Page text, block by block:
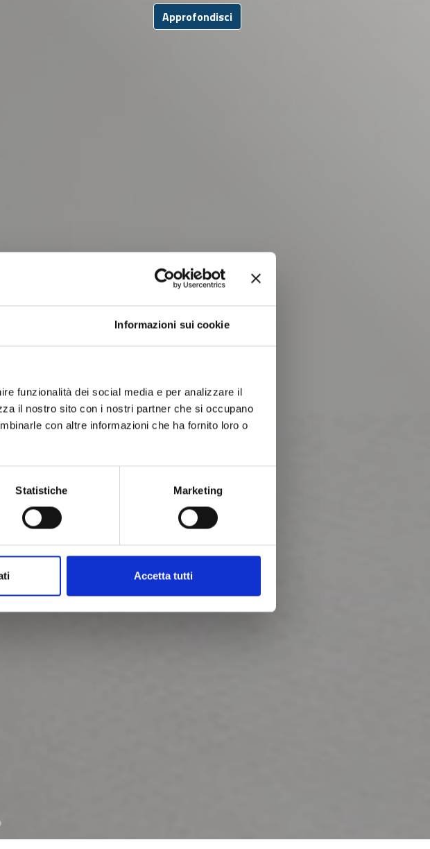
Informazioni sui cookie
funzionalità dei social media e per analizzare il
il nostro sito con i nostri partner che si occupano
con altre informazioni che ha fornito loro o
Statistiche Marketing
Accetta tutti
Approfondisci